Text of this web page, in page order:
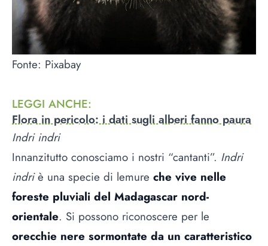
Fonte: Pixabay
LEGGI ANCHE:
Flora in pericolo: i dati sugli alberi fanno paura
Indri indri
Innanzitutto conosciamo i nostri “cantanti”. Indri
indriè una specie di lemure che vive nelle
foreste pluviali del Madagascar nord-
orientale. Si possono riconoscere per le
orecchie nere sormontate da un caratteristico